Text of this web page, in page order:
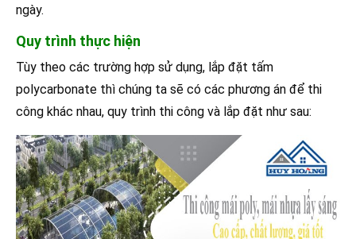
ngày.
Quy trình thực hiện
Tùy theo các trường hợp sử dụng, lắp đặt tấm
polycarbonate thì chúng ta sẽ có các phương án để thi
công khác nhau, quy trình thi công và lắp đặt như sau: